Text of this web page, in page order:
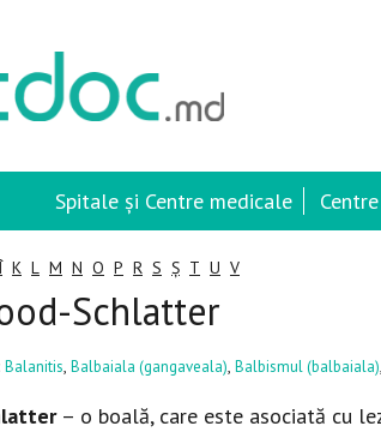
Spitale și Centre medicale
K L M N O P R S Ș T U V
Schlatter
Balanitis, Balbaiala (gangaveala), Balbismul (balbaiala),
– o boală, care este asociată cu